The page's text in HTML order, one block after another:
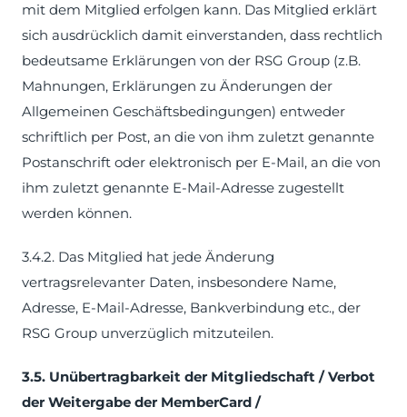
mit dem Mitglied erfolgen kann. Das Mitglied erklärt
sich ausdrücklich damit einverstanden, dass rechtlich
bedeutsame Erklärungen von der RSG Group (z.B.
Mahnungen, Erklärungen zu Änderungen der
Allgemeinen Geschäftsbedingungen) entweder
schriftlich per Post, an die von ihm zuletzt genannte
Postanschrift oder elektronisch per E-Mail, an die von
ihm zuletzt genannte E-Mail-Adresse zugestellt
werden können.
3.4.2. Das Mitglied hat jede Änderung
vertragsrelevanter Daten, insbesondere Name,
Adresse, E-Mail-Adresse, Bankverbindung etc., der
RSG Group unverzüglich mitzuteilen.
3.5. Unübertragbarkeit der Mitgliedschaft / Verbot
der Weitergabe der MemberCard /